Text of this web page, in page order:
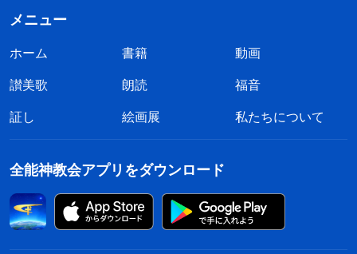
メニュー
ホーム 書籍
動画
讃美歌
朗読
福音
証し
絵画展 私たちについて
全能神教会アプリをダウンロード